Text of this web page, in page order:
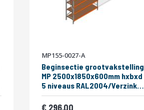
MP155-0027-A
Beginsectie grootvakstelling
MP 2500x1850x600mm hxbxd
5 niveaus RAL2004/Verzinkt
400kg
Vanaf
296,00